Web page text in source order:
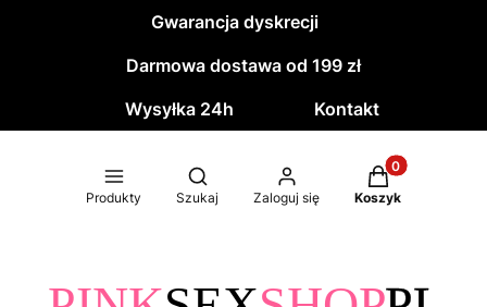
Gwarancja dyskrecji
Darmowa dostawa od 199 zł
Wysyłka 24h
Kontakt
Produkty
Otwórz wyszukiwarkę
Szukaj Zaloguj się
Produkty w
Koszyk